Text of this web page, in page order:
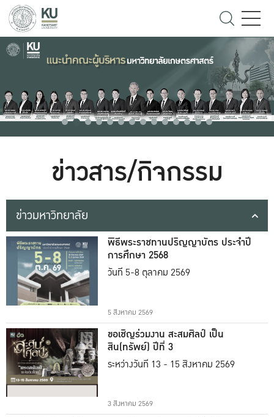
ข่าวสาร/กิจกรรม
ข่าวมหาวิทยาลัย
พิธีพระราชทานปริญญาบัตร ประจำปี
การศึกษา 2568
วันที่ 5-8 ตุลาคม 2569
5 สิงหาคม 2569
ขอเชิญร่วมงาน สะสมศิลป์ เป็น
สิน(ทรัพย์) ปีที่ 3
ระหว่างวันที่ 13 - 15 สิงหาคม 2569
3 สิงหาคม 2569